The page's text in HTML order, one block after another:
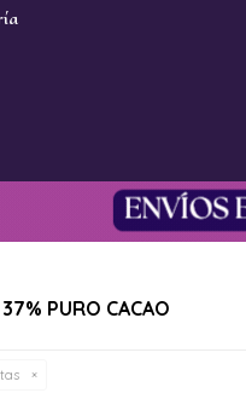
PURO CACAO